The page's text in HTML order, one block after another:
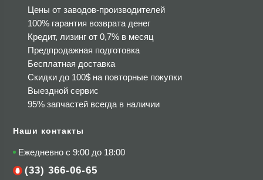
Цены от заводов-производителей
100% гарантия возврата денег
Кредит, лизинг от 0,7% в месяц
Предпродажная подготовка
Бесплатная доставка
Скидки до 100$ на повторные покупки
Выездной сервис
95% запчастей всегда в наличии
Наши контакты
Ежедневно с 9:00 до 18:00
(33) 366-06-65